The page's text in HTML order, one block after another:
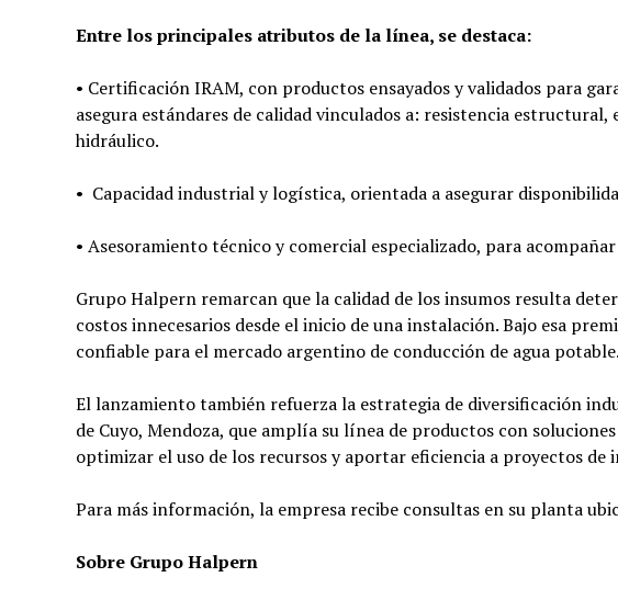
Entre los principales atributos de la línea, se destaca:
• Certificación IRAM, con productos ensayados y validados para
asegura estándares de calidad vinculados a: resistencia
hidráulico.
• Capacidad industrial y logística, orientada a asegurar
• Asesoramiento técnico y comercial especializado, para
Grupo Halpern remarcan que la calidad de los insumos resulta
costos innecesarios desde el inicio de una instalación. Bajo esa
confiable para el mercado argentino de conducción de agua potable.
El lanzamiento también refuerza la estrategia de diversificación
de Cuyo, Mendoza, que amplía su línea de productos con
optimizar el uso de los recursos y aportar eficiencia a proyectos
Para más información, la empresa recibe consultas en su planta
Sobre Grupo Halpern